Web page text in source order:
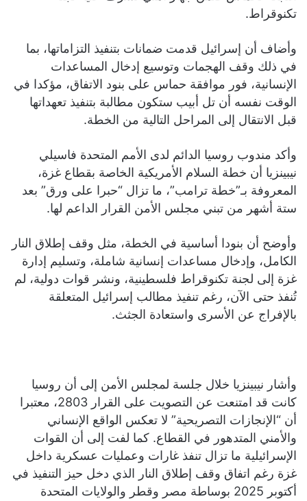
تكنوقراط.
وأضاف أن إسرائيل قدمت ضمانات بتنفيذ التزاماتها، بما
في ذلك وقف الهجمات وتوسيع إدخال المساعدات
الإنسانية، فور موافقة حماس على بنود الاتفاق، مؤكدا في
الوقت نفسه أن تل أبيب ستكون مطالبة بتنفيذ تعهداتها
قبل الانتقال إلى المراحل التالية من الخطة.
وأكد مندوب روسيا الدائم لدى الأمم المتحدة فاسيلي
نيبينزيا أن خطة السلام الأمريكية الخاصة بقطاع غزة،
المعروفة بـ”خطة ترامب”، ما تزال “حبرا على ورق” بعد
ستة أشهر من تبني مجلس الأمن القرار الداعم لها.
وأوضح أن بنودا أساسية في الخطة، مثل وقف إطلاق النار
الكامل، وإدخال مساعدات إنسانية شاملة، وتسليم إدارة
غزة إلى لجنة تكنوقراط فلسطينية، ونشر قوات دولية، لم
تُنفذ حتى الآن، رغم تنفيذ مطالب إسرائيل المتعلقة
بالإفراج عن الأسرى واستعادة الجثث.
وأشار نيبينزيا خلال جلسة لمجلس الأمن إلى أن روسيا
كانت قد امتنعت عن التصويت على القرار 2803، معتبرا
أن “الإنجازات التصريحية” لا تعكس الواقع الإنساني
والأمني المتدهور في القطاع. كما لفت إلى أن القوات
الإسرائيلية ما تزال تنفذ غارات وعمليات عسكرية داخل
غزة رغم اتفاق وقف إطلاق النار الذي دخل حيز التنفيذ في
أكتوبر 2025 بوساطة مصر وقطر والولايات المتحدة